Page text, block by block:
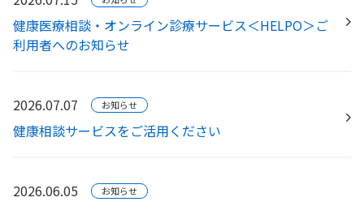
健康医療相談・オンライン診療サービス＜HELPO＞ご
利用者へのお知らせ
2026.07.07 お知らせ
健康相談サービスをご活用ください
2026.06.05 お知らせ